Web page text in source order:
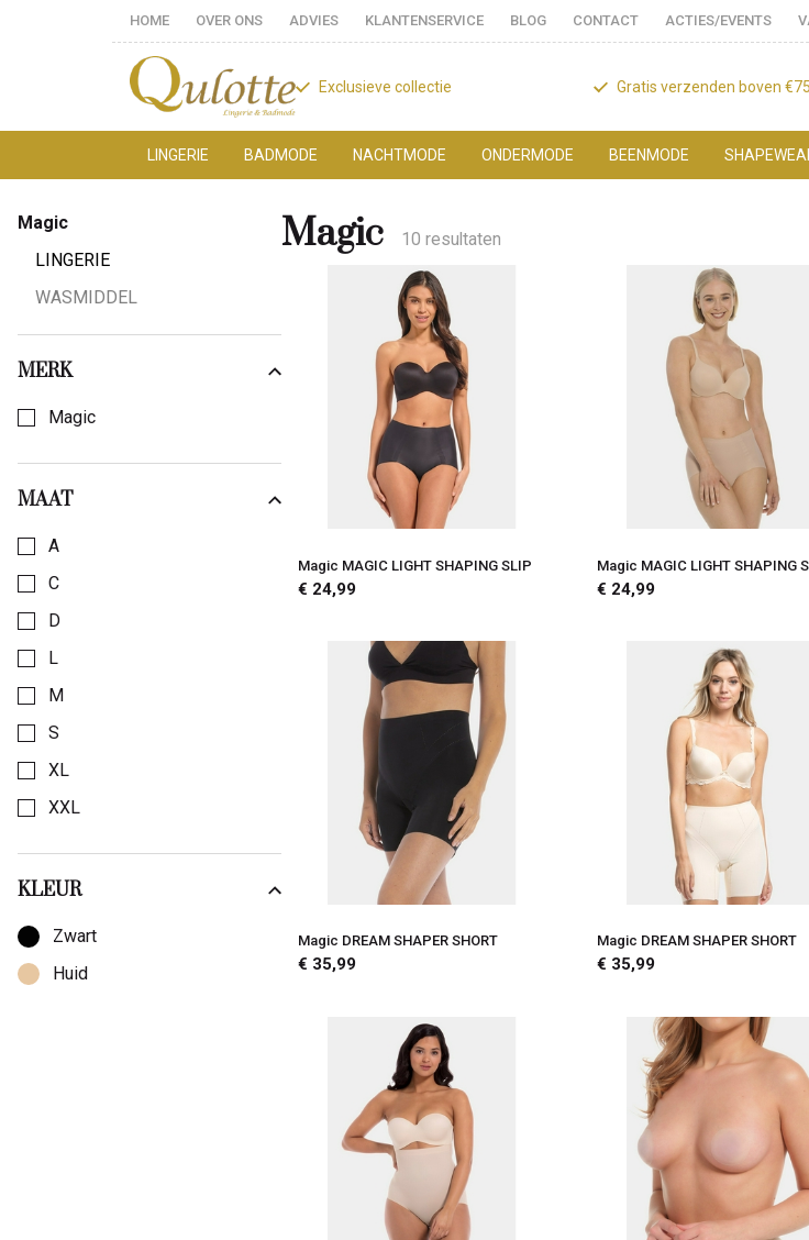
HOME OVER ONS ADVIES KLANTENSERVICE BLOG CONTACT ACTIES/EVENTS
Exclusieve collectie Gratis verzenden boven
LINGERIE BADMODE NACHTMODE ONDERMODE BEENMODE
Magic
Qulotte
Magic
LINGERIE
WASMIDDEL
MERK
Magic
MAAT
A
C
D
L
M
S
XL
XXL
KLEUR
Zwart
Huid
Magic 10 resultaten
Magic MAGIC LIGHT SHAPING SLIP
€ 24,99
Magic MAGIC LIGHT SHAPING
€ 24,99
Magic DREAM SHAPER SHORT
€ 35,99
Magic DREAM SHAPER SHORT
€ 35,99